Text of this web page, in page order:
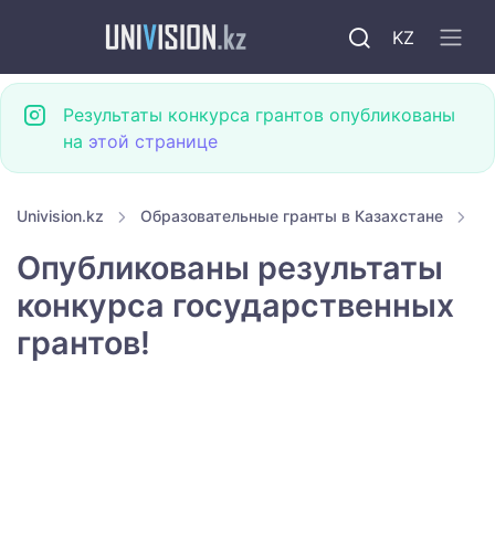
KZ
Результаты конкурса грантов опубликованы
на этой странице
Univision.kz Образовательные гранты в Казахстане
Опубликованы результаты
конкурса государственных
грантов!